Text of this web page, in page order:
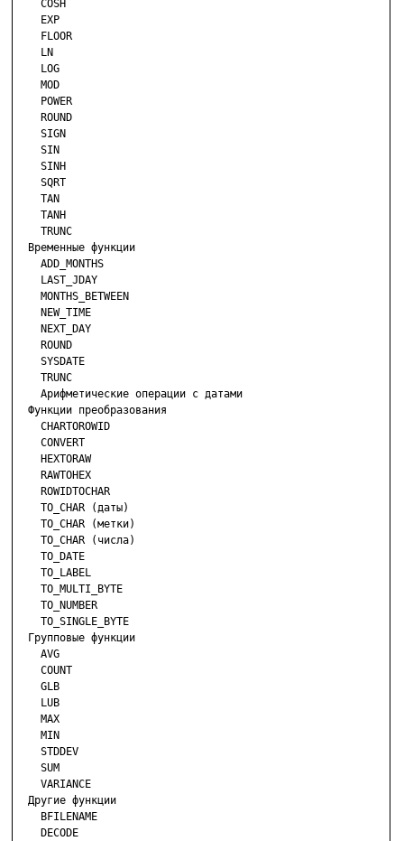
    COSH
    EXP
    FLOOR
    LN
    LOG
    MOD
    POWER
    ROUND
    SIGN
    SIN
    SINH
    SQRT
    TAN
    TANH
    TRUNC
  Временные функции
    ADD_MONTHS
    LAST_JDAY
    MONTHS_BETWEEN
    NEW_TIME
    NEXT_DAY
    ROUND
    SYSDATE
    TRUNC
    Арифметические операции с датами
  Функции преобразования
    CHARTOROWID
    CONVERT
    HEXTORAW
    RAWTOHEX
    ROWIDTOCHAR
    TO_CHAR (даты)
    TO_CHAR (метки)
    TO_CHAR (числа)
    TO_DATE
    TO_LABEL
    TO_MULTI_BYTE
    TO_NUMBER
    TO_SINGLE_BYTE
  Групповые функции
    AVG
    COUNT
    GLB
    LUB
    MAX
    MIN
    STDDEV
    SUM
    VARIANCE
  Другие функции
    BFILENAME
    DECODE